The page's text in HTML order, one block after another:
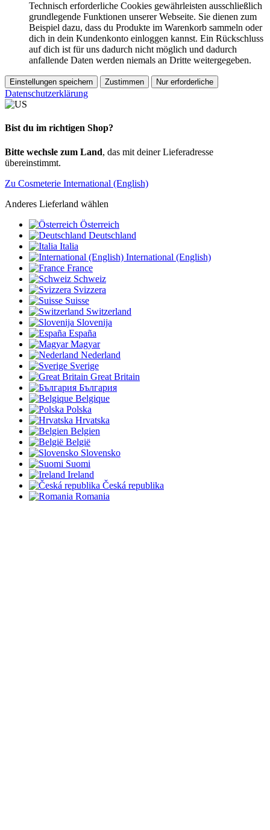
Technisch erforderliche Cookies gewährleisten ausschließlich
grundlegende Funktionen unserer Webseite. Sie dienen zum
Beispiel dazu, dass du Produkte im Warenkorb sammeln oder
dich in dein Kundenkonto einloggen kannst. Ein Rückschluss
auf dich ist für uns dadurch nicht möglich und dadurch
anfallende Daten werden niemals an Dritte weitergegeben.
Einstellungen speichern Zustimmen Nur erforderliche
Datenschutzerklärung
Bist du im richtigen Shop?
Bitte wechsle zum Land, das mit deiner Lieferadresse
übereinstimmt.
Zu Cosmeterie International (English)
Anderes Lieferland wählen
Österreich
Deutschland
Italia
International (English)
France
Schweiz
Svizzera
Suisse
Switzerland
Slovenija
España
Magyar
Nederland
Sverige
Great Britain
България
Belgique
Polska
Hrvatska
Belgien
België
Slovensko
Suomi
Ireland
Česká republika
Romania